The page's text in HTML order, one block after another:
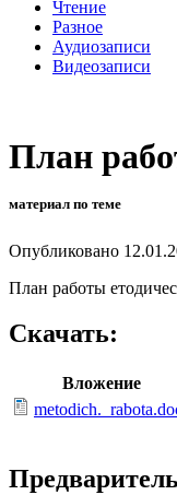
Чтение
Разное
Аудиозаписи
Видеозаписи
План
материал по теме
Опубликовано
План работы
Скачать:
Вложение